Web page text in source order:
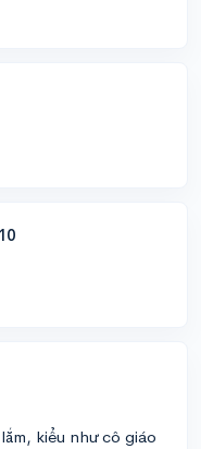
10
kiểu như cô giáo